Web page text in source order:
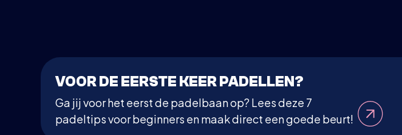
VOOR DE EERSTE KEER PADELLEN?
Ga jij voor het eerst de padelbaan op? Lees deze 7
padeltips voor beginners en maak direct een goede beurt!